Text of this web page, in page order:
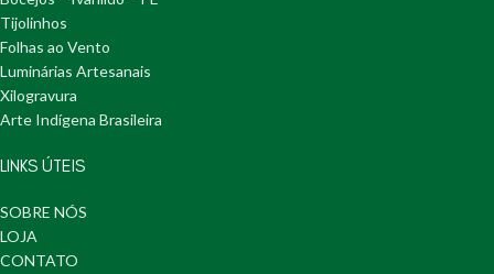
Tijolinhos
Folhas ao Vento
Luminárias Artesanais
Xilogravura
Arte Indígena Brasileira
LINKS ÚTEIS
SOBRE NÓS
LOJA
CONTATO